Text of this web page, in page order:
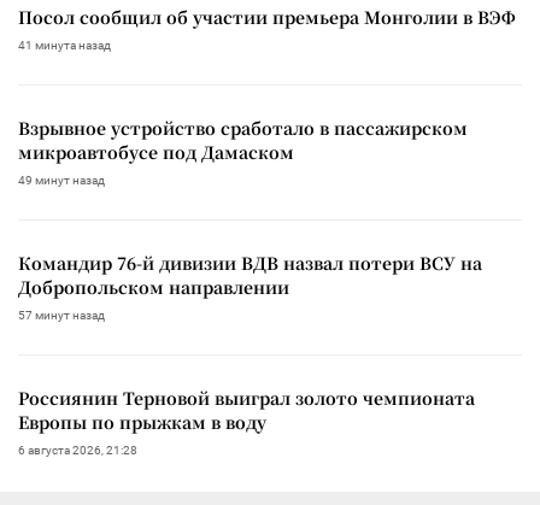
Посол сообщил об участии премьера Монголии в ВЭФ
41 минута назад
Взрывное устройство сработало в пассажирском
микроавтобусе под Дамаском
49 минут назад
Командир 76-й дивизии ВДВ назвал потери ВСУ на
Добропольском направлении
57 минут назад
Россиянин Терновой выиграл золото чемпионата
Европы по прыжкам в воду
6 августа 2026, 21:28